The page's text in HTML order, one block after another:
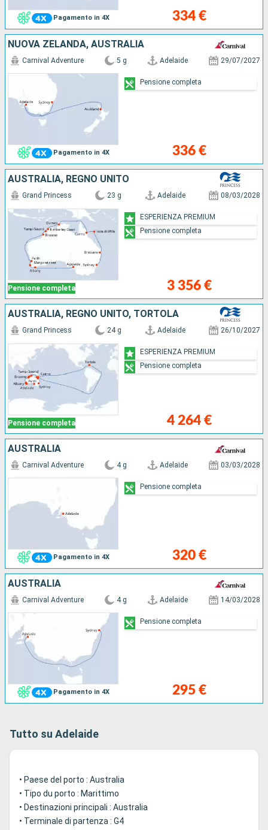
Pagamento in 4X 334 €
NUOVA ZELANDA, AUSTRALIA
Pagamento in 4X
Carnival Adventure 5 g Adelaide 29/07/2027
336 €
Pensione completa
AUSTRALIA, REGNO UNITO
Pensione completa
Grand Princess 23 g Adelaide 08/03/2028
3 356 €
ESPERIENZA PREMIUM
Pensione completa
AUSTRALIA, REGNO UNITO, TORTOLA
Pensione completa
Grand Princess 24 g Adelaide 26/10/2027
4 264 €
ESPERIENZA PREMIUM
Pensione completa
AUSTRALIA
Pagamento in 4X
Carnival Adventure 4 g Adelaide 03/03/2028
320 €
Pensione completa
AUSTRALIA
Pagamento in 4X
Carnival Adventure 4 g Adelaide 14/03/2028
295 €
Pensione completa
Tutto su Adelaide
• Paese del porto : Australia
• Tipo du porto : Marittimo
• Destinazioni principali : Australia
• Terminale di partenza : G4